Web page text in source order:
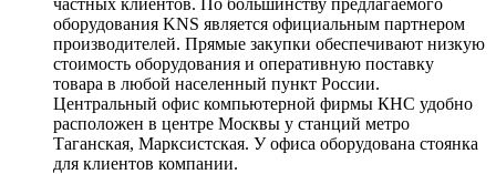
оборудования KNS является официальным партнером
производителей. Прямые закупки обеспечивают низкую
стоимость оборудования и оперативную поставку
товара в любой населенный пункт России.
Центральный офис компьютерной фирмы КНС удобно
расположен в центре Москвы у станций метро
Таганская, Марксистская. У офиса оборудована стоянка
для клиентов компании.